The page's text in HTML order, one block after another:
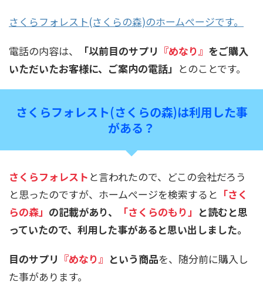
さくらフォレスト(さくらの森)のホームぺージです。
電話の内容は、
「以前目のサプリ 『めなり』 をご購入
いただいたお客様に、ご案内の電話」 とのことです。
さくらフォレスト(さくらの森)は利用した事
がある？
さくらフォレスト と言われたので、どこの会社だろう
と思ったのですが、ホームぺージを検索すると 「さく
らの森」 の記載があり、 「さくらのもり」 と読むと思
っていたので、利用した事があると思い出しました。
目のサプリ 『めなり』 という商品を、随分前に購入し
た事があります。